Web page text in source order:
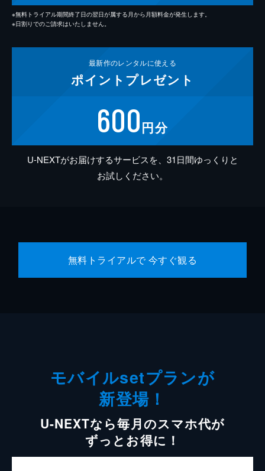
※無料トライアル期間終了日の翌日が属する月から月額料金が発生します。
※日割りでのご請求はいたしません。
最新作のレンタルに使える
ポイント プレゼント
600円分
U-NEXTがお届けするサービスを、31日間ゆっくりと
お試しください。
無料トライアルで 今すぐ観る
モバイルsetプランが
新登場！
U-NEXTなら毎月のスマホ代が
ずっとお得に！